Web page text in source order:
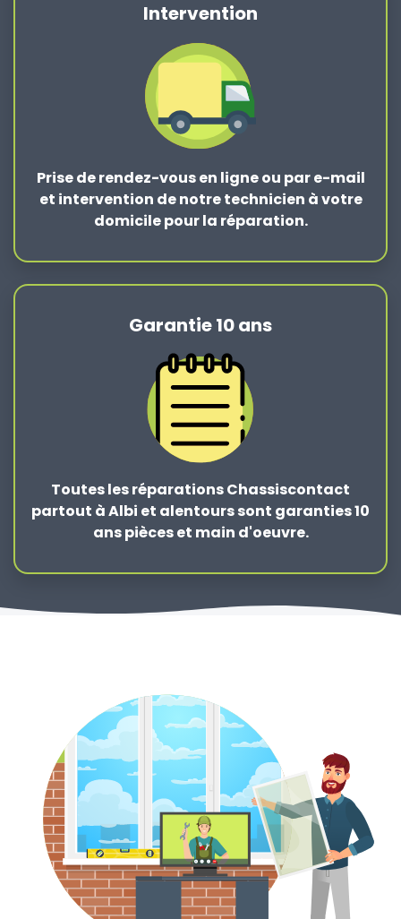
Intervention
Prise de rendez-vous en ligne ou par e-mail
et intervention de notre technicien à votre
domicile pour la réparation.
Garantie 10 ans
Toutes les réparations Chassiscontact
partout à Albi et alentours sont garanties 10
ans pièces et main d'oeuvre.